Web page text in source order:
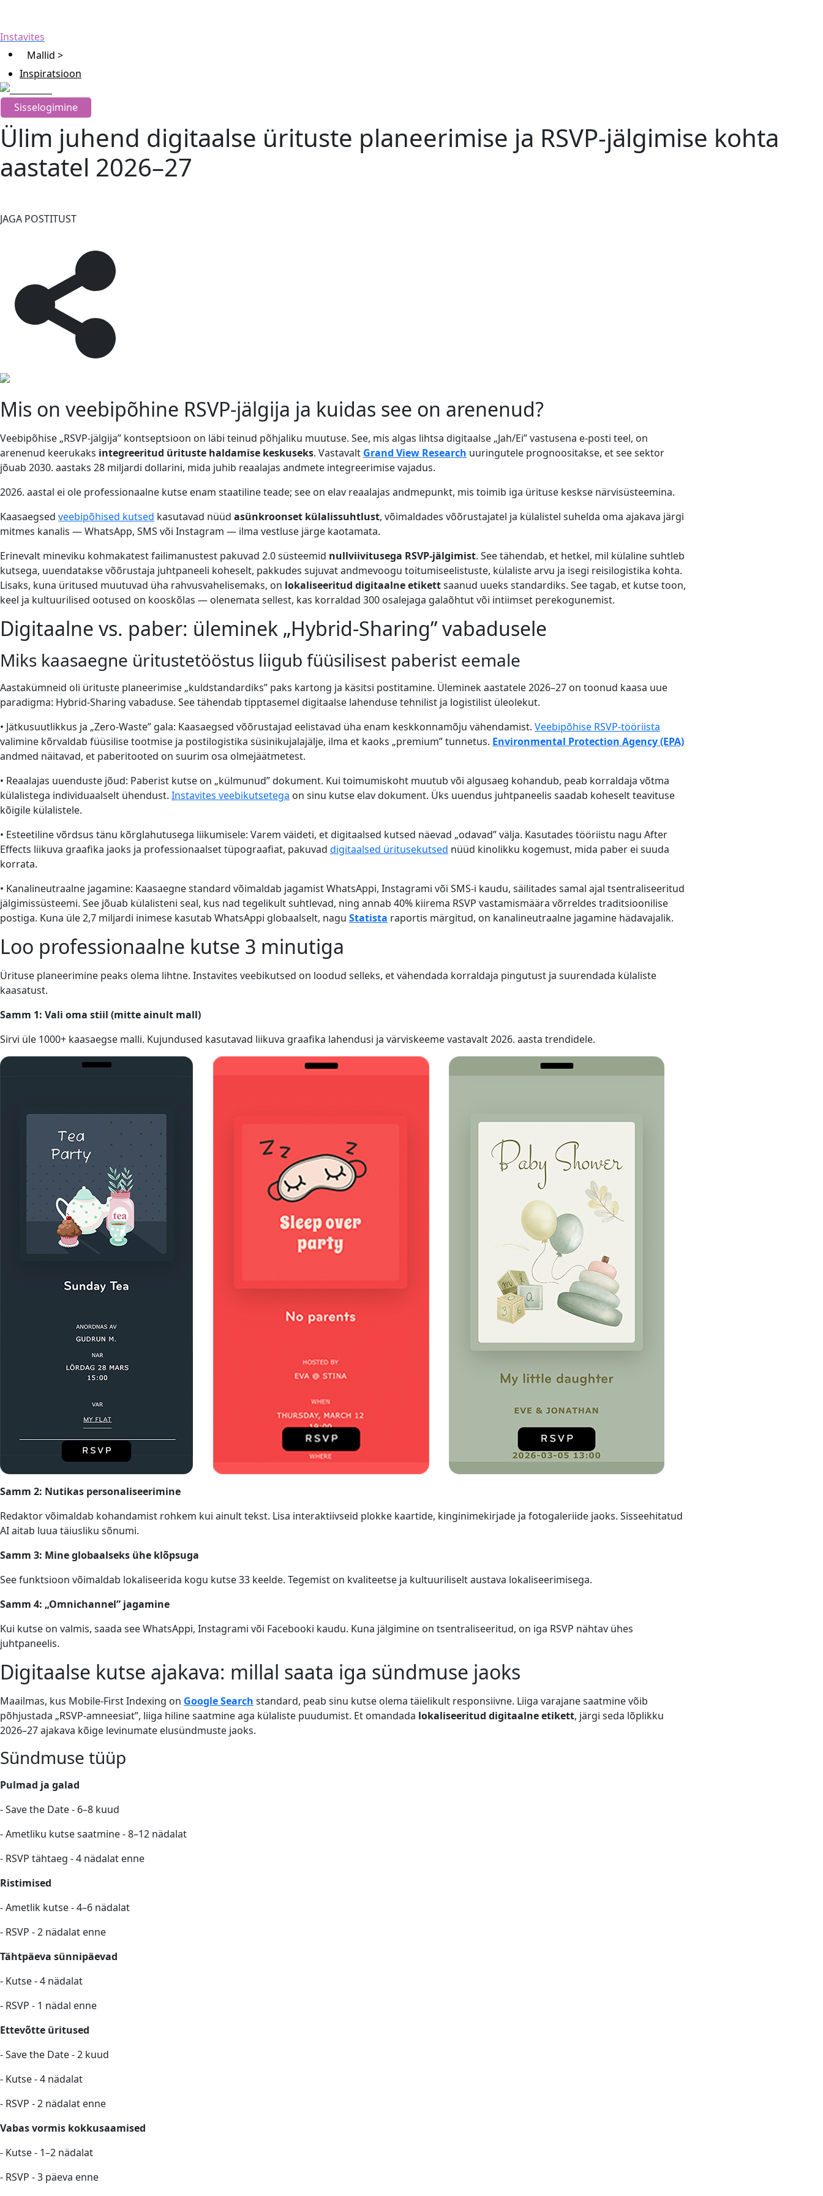
Instavites
Mallid >
Inspiratsioon
Sisselogimine
Ülim juhend digitaalse ürituste planeerimise ja RSVP-jälgimise kohta
aastatel 2026–27
JAGA POSTITUST
Mis on veebipõhine RSVP-jälgija ja kuidas see on arenenud?
Veebipõhise „RSVP-jälgija” kontseptsioon on läbi teinud põhjaliku muutuse. See, mis algas lihtsa digitaalse „Jah/Ei” vastusena e-posti teel, on
arenenud keerukaks integreeritud ürituste haldamise keskuseks. Vastavalt Grand View Research uuringutele prognoositakse, et see sektor
jõuab 2030. aastaks 28 miljardi dollarini, mida juhib reaalajas andmete integreerimise vajadus.
2026. aastal ei ole professionaalne kutse enam staatiline teade; see on elav reaalajas andmepunkt, mis toimib iga ürituse keskse närvisüsteemina.
Kaasaegsed veebipõhised kutsed kasutavad nüüd asünkroonset külalissuhtlust, võimaldades võõrustajatel ja külalistel suhelda oma ajakava järgi
mitmes kanalis — WhatsApp, SMS või Instagram — ilma vestluse järge kaotamata.
Erinevalt mineviku kohmakatest failimanustest pakuvad 2.0 süsteemid nullviivitusega RSVP-jälgimist. See tähendab, et hetkel, mil külaline suhtleb
kutsega, uuendatakse võõrustaja juhtpaneeli koheselt, pakkudes sujuvat andmevoogu toitumiseelistuste, külaliste arvu ja isegi reisilogistika kohta.
Lisaks, kuna üritused muutuvad üha rahvusvahelisemaks, on lokaliseeritud digitaalne etikettsaanud uueks standardiks. See tagab, et kutse toon,
keel ja kultuurilised ootused on kooskõlas — olenemata sellest, kas korraldad 300 osalejaga galaõhtut või intiimset perekogunemist.
Digitaalne vs. paber: üleminek „Hybrid-Sharing” vabadusele
Miks kaasaegne üritustetööstus liigub füüsilisest paberist eemale
Aastakümneid oli ürituste planeerimise „kuldstandardiks” paks kartong ja käsitsi postitamine. Üleminek aastatele 2026–27 on toonud kaasa uue
paradigma: Hybrid-Sharing vabaduse. See tähendab tipptasemel digitaalse lahenduse tehnilist ja logistilist üleolekut.
• Jätkusuutlikkus ja „Zero-Waste” gala: Kaasaegsed võõrustajad eelistavad üha enam keskkonnamõju vähendamist. Veebipõhise RSVP-tööriista
valimine kõrvaldab füüsilise tootmise ja postilogistika süsinikujalajälje, ilma et kaoks „premium” tunnetus. Environmental Protection Agency (EPA)
andmed näitavad, et paberitooted on suurim osa olmejäätmetest.
• Reaalajas uuenduste jõud: Paberist kutse on „külmunud” dokument. Kui toimumiskoht muutub või algusaeg kohandub, peab korraldaja võtma
külalistega individuaalselt ühendust. Instavites veebikutsetega on sinu kutse elav dokument. Üks uuendus juhtpaneelis saadab koheselt teavituse
kõigile külalistele.
• Esteetiline võrdsus tänu kõrglahutusega liikumisele: Varem väideti, et digitaalsed kutsed näevad „odavad” välja. Kasutades tööriistu nagu After
Effects liikuva graafika jaoks ja professionaalset tüpograafiat, pakuvad digitaalsed üritusekutsed nüüd kinolikku kogemust, mida paber ei suuda
korrata.
• Kanalineutraalne jagamine: Kaasaegne standard võimaldab jagamist WhatsAppi, Instagrami või SMS-i kaudu, säilitades samal ajal tsentraliseeritud
jälgimissüsteemi. See jõuab külalisteni seal, kus nad tegelikult suhtlevad, ning annab 40% kiirema RSVP vastamismäära võrreldes traditsioonilise
postiga. Kuna üle 2,7 miljardi inimese kasutab WhatsAppi globaalselt, nagu Statista raportis märgitud, on kanalineutraalne jagamine hädavajalik.
Loo professionaalne kutse 3 minutiga
Ürituse planeerimine peaks olema lihtne. Instavites veebikutsed on loodud selleks, et vähendada korraldaja pingutust ja suurendada külaliste
kaasatust.
Samm 1: Vali oma stiil (mitte ainult mall)
Sirvi üle 1000+ kaasaegse malli. Kujundused kasutavad liikuva graafika lahendusi ja värviskeeme vastavalt 2026. aasta trendidele.
Samm 2: Nutikas personaliseerimine
Redaktor võimaldab kohandamist rohkem kui ainult tekst. Lisa interaktiivseid plokke kaartide, kinginimekirjade ja fotogaleriide jaoks. Sisseehitatud
AI aitab luua täiusliku sõnumi.
Samm 3: Mine globaalseks ühe klõpsuga
See funktsioon võimaldab lokaliseerida kogu kutse 33 keelde. Tegemist on kvaliteetse ja kultuuriliselt austava lokaliseerimisega.
Samm 4: „Omnichannel” jagamine
Kui kutse on valmis, saada see WhatsAppi, Instagrami või Facebooki kaudu. Kuna jälgimine on tsentraliseeritud, on iga RSVP nähtav ühes
juhtpaneelis.
Digitaalse kutse ajakava: millal saata iga sündmuse jaoks
Maailmas, kus Mobile-First Indexing on Google Search standard, peab sinu kutse olema täielikult responsiivne. Liiga varajane saatmine võib
põhjustada „RSVP-amneesiat”, liiga hiline saatmine aga külaliste puudumist. Et omandada lokaliseeritud digitaalne etikett, järgi seda lõplikku
2026–27 ajakava kõige levinumate elusündmuste jaoks.
Sündmuse tüüp
Pulmad ja galad
- Save the Date - 6–8 kuud
- Ametliku kutse saatmine - 8–12 nädalat
- RSVP tähtaeg - 4 nädalat enne
Ristimised
- Ametlik kutse - 4–6 nädalat
- RSVP - 2 nädalat enne
Tähtpäeva sünnipäevad
- Kutse - 4 nädalat
- RSVP - 1 nädal enne
Ettevõtte üritused
- Save the Date - 2 kuud
- Kutse - 4 nädalat
- RSVP - 2 nädalat enne
Vabas vormis kokkusaamised
- Kutse - 1–2 nädalat
- RSVP - 3 päeva enne